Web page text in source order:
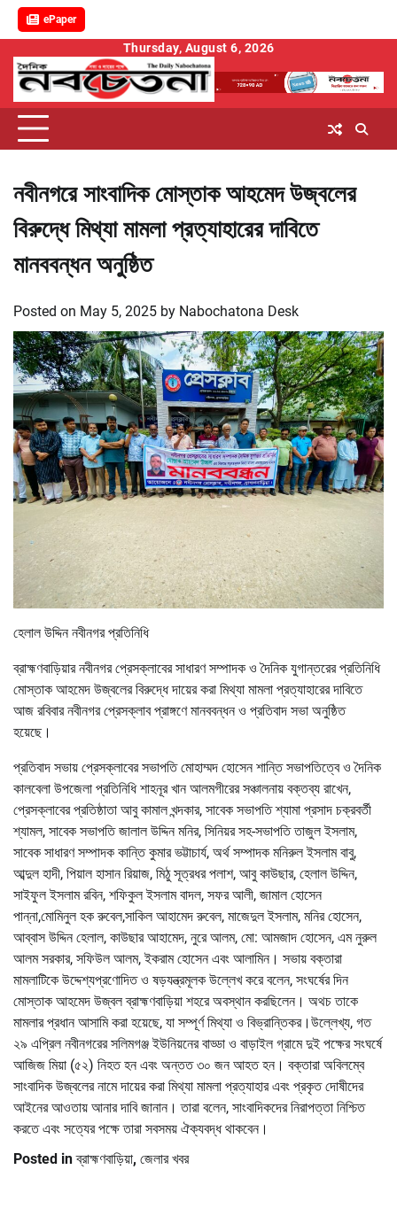
ePaper
content
Thursday, August 6, 2026
নবীনগরে সাংবাদিক মোস্তাক আহমেদ উজ্বলের
বিরুদ্ধে মিথ্যা মামলা প্রত্যাহারের দাবিতে
মানববন্ধন অনুষ্ঠিত
Posted on May 5, 2025 by Nabochatona Desk
হেলাল উদ্দিন নবীনগর প্রতিনিধি
ব্রাহ্মণবাড়িয়ার নবীনগর প্রেসক্লাবের সাধারণ সম্পাদক ও দৈনিক যুগান্তরের প্রতিনিধি
মোস্তাক আহমেদ উজ্বলের বিরুদ্ধে দায়ের করা মিথ্যা মামলা প্রত্যাহারের দাবিতে
আজ রবিবার নবীনগর প্রেসক্লাব প্রাঙ্গণে মানববন্ধন ও প্রতিবাদ সভা অনুষ্ঠিত
হয়েছে।
প্রতিবাদ সভায় প্রেসক্লাবের সভাপতি মোহাম্মদ হোসেন শান্তি সভাপতিত্বে ও দৈনিক
কালবেলা উপজেলা প্রতিনিধি শাহনূর খান আলমগীরের সঞ্চালনায় বক্তব্য রাখেন,
প্রেসক্লাবের প্রতিষ্ঠাতা আবু কামাল খন্দকার, সাবেক সভাপতি শ্যামা প্রসাদ চক্রবর্তী
শ্যামল, সাবেক সভাপতি জালাল উদ্দিন মনির, সিনিয়র সহ-সভাপতি তাজুল ইসলাম,
সাবেক সাধারণ সম্পাদক কান্তি কুমার ভট্টাচার্য, অর্থ সম্পাদক মনিরুল ইসলাম বাবু,
আব্দুল হাদী, পিয়াল হাসান রিয়াজ, মিঠু সূত্রধর পলাশ, আবু কাউছার, হেলাল উদ্দিন,
সাইফুল ইসলাম রবিন, শফিকুল ইসলাম বাদল, সফর আলী, জামাল হোসেন
পান্না,মোমিনুল হক রুবেল,সাকিল আহামেদ রুবেল, মাজেদুল ইসলাম, মনির হোসেন,
আব্বাস উদ্দিন হেলাল, কাউছার আহামেদ, নুরে আলম, মো: আমজাদ হোসেন, এম নুরুল
আলম সরকার, সফিউল আলম, ইকরাম হোসেন এবং আলামিন। সভায় বক্তারা
মামলাটিকে উদ্দেশ্যপ্রণোদিত ও ষড়যন্ত্রমূলক উল্লেখ করে বলেন, সংঘর্ষের দিন
মোস্তাক আহমেদ উজ্বল ব্রাহ্মণবাড়িয়া শহরে অবস্থান করছিলেন। অথচ তাকে
মামলার প্রধান আসামি করা হয়েছে, যা সম্পূর্ণ মিথ্যা ও বিভ্রান্তিকর।উল্লেখ্য, গত
২৯ এপ্রিল নবীনগরের সলিমগঞ্জ ইউনিয়নের বাড্ডা ও বাড়াইল গ্রামে দুই পক্ষের সংঘর্ষে
আজিজ মিয়া (৫২) নিহত হন এবং অন্তত ৩০ জন আহত হন। বক্তারা অবিলম্বে
সাংবাদিক উজ্বলের নামে দায়ের করা মিথ্যা মামলা প্রত্যাহার এবং প্রকৃত দোষীদের
আইনের আওতায় আনার দাবি জানান। তারা বলেন, সাংবাদিকদের নিরাপত্তা নিশ্চিত
করতে এবং সত্যের পক্ষে তারা সবসময় ঐক্যবদ্ধ থাকবেন।
Posted inব্রাহ্মণবাড়িয়া, জেলার খবর